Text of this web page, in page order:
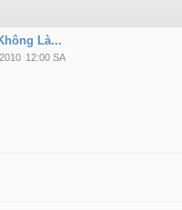
Là...
12:00 SA